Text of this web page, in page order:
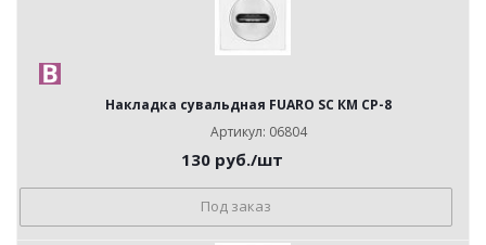
Накладка сувальдная FUARO SC КМ CP-8
Артикул: 06804
130 руб./шт
Под заказ